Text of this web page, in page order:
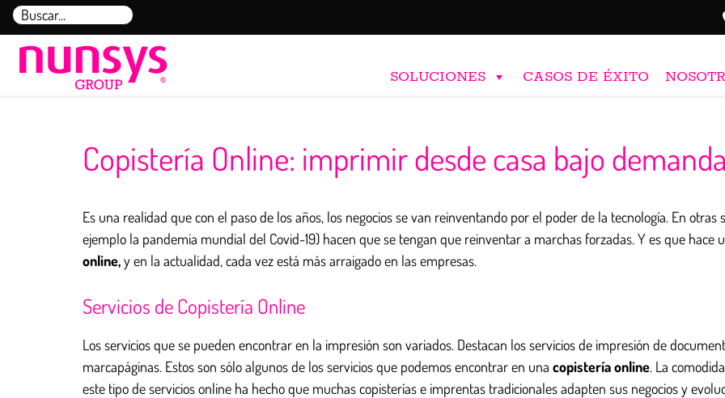
Saltar
al
contenido
Buscar:
SOLUCIONES CASOS DE ÉXITO
Copistería Online: imprimir desde casa bajo demanda
Es una realidad que con el paso de los años, los negocios se van reinventando por el poder de la tecnología. En
ejemplo la pandemia mundial del Covid-19) hacen que se tengan que reinventar a marchas forzadas. Y es que hace
online,y en la actualidad, cada vez está más arraigado en las empresas.
Servicios de Copistería Online
Los servicios que se pueden encontrar en la impresión son variados. Destacan los servicios de impresión de
marcapáginas. Estos son sólo algunos de los servicios que podemos encontrar en una copistería online. La
este tipo de servicios online ha hecho que muchas copisterías e imprentas tradicionales adapten sus negocios y